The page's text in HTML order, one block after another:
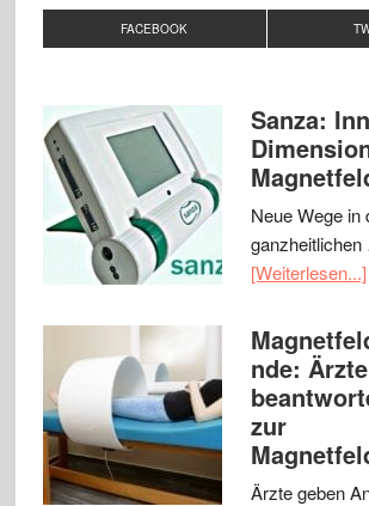
FACEBOOK
Sanza:
Neue Wege in
[Weiterlesen...]
nde: Ärzte
zur
Ärzte geben